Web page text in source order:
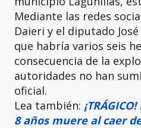
Mediante las redes
Daieri y el diputado
que habría varios seis
consecuencia de la
autoridades no han
oficial.
Lea también:
8 años muere al caer